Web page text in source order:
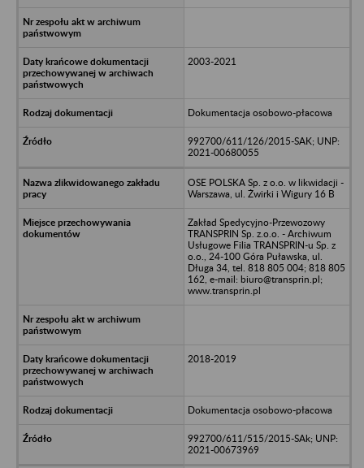
2003-2021
Dokumentacja osobowo-płacowa
992700/611/126/2015-SAK; UNP:
2021-00680055
OSE POLSKA Sp. z o.o. w likwidacji -
Warszawa, ul. Żwirki i Wigury 16 B
Zakład Spedycyjno-Przewozowy
TRANSPRIN Sp. z.o.o. - Archiwum
Usługowe Filia TRANSPRIN-u Sp. z
o.o., 24-100 Góra Puławska, ul.
Długa 34, tel. 818 805 004; 818 805
162, e-mail: biuro@transprin.pl;
www.transprin.pl
2018-2019
Dokumentacja osobowo-płacowa
992700/611/515/2015-SAk; UNP:
2021-00673969